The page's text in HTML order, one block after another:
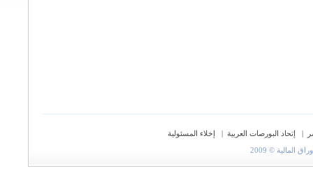
| إتحاد البورصات العربية |
إخلاء المسئولية
© 2009